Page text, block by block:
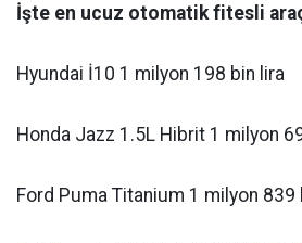
İşte en ucuz otomatik fitesli
Hyundai İ10 1 milyon 198 bin lira
Honda Jazz 1.5L Hibrit 1 milyon
Ford Puma Titanium 1 milyon 839